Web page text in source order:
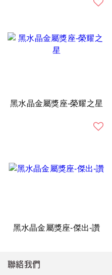
黑水晶金屬獎座-榮耀之星
黑水晶金屬獎座-傑出-讚
聯絡我們